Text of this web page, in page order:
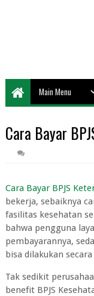
Cara Bayar
Cara Bayar BPJS
bekerja, sebaiknya
fasilitas kesehatan
bahwa pengguna
pembayarannya,
bisa dilakukan
Tak sedikit
benefit BPJS